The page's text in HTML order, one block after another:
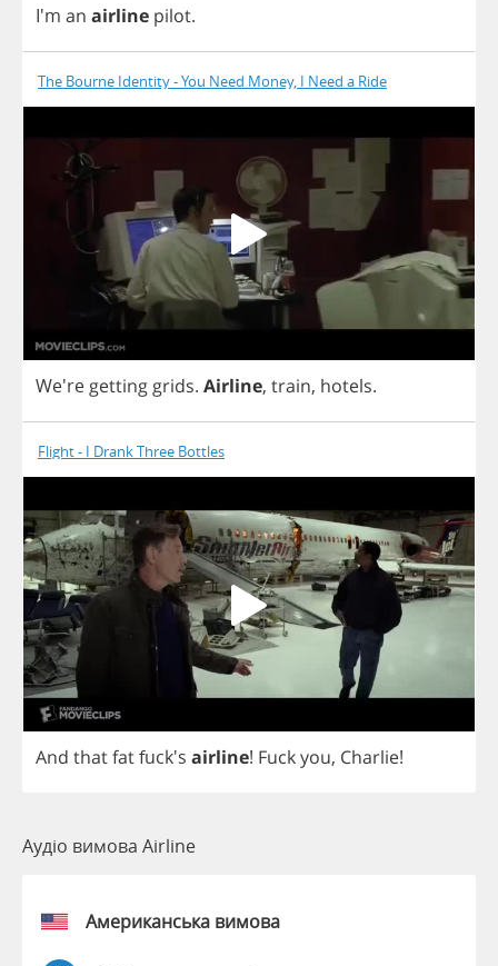
I'm an airline pilot.
The Bourne Identity - You Need Money, I Need a Ride
We'regettinggrids. Airline, train, hotels.
Flight - I Drank Three Bottles
And thatfatfuck's airline! Fuckyou, Charlie!
Аудіо вимова Airline
Американська вимова